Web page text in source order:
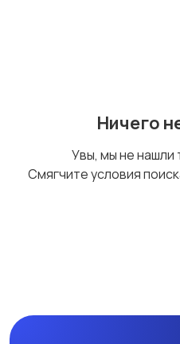
Ничего
Увы, мы не нашли
Смягчите условия